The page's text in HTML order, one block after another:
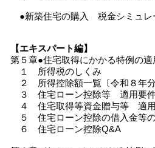
●新築住宅の購入 税金シミュレ
【エキスパート編】
第５章●住宅取得にかかる特例の適
１ 所得税のしくみ
２ 所得控除額一覧〔令和８年分
３ 住宅ローン控除等 適用要
４ 住宅取得等資金贈与等 適用
５ 住宅ローン控除の借入金等
６ 住宅ローン控除Q&A